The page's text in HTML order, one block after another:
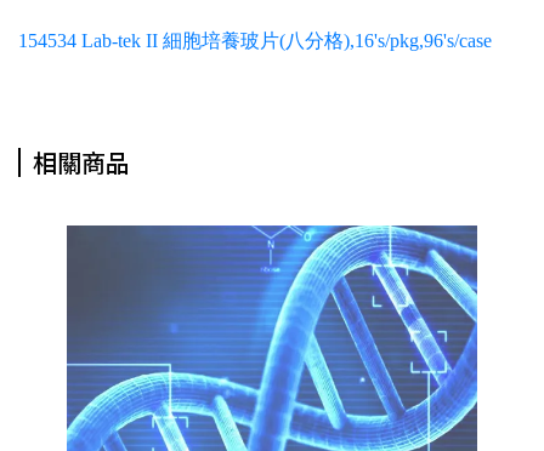
154534 Lab-tek II 細胞培養玻片(八分格),16's/pkg,96's/case
相關商品